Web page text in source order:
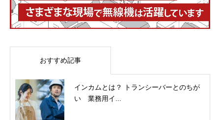
おすすめ記事
インカムとは？ トランシーバーとのちが
い 業務用イ...